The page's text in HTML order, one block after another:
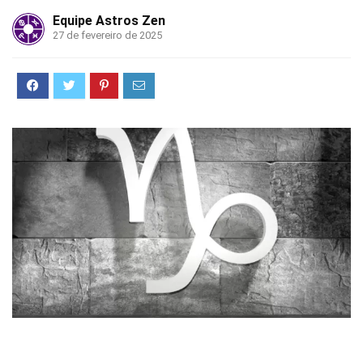
Equipe Astros Zen
27 de fevereiro de 2025